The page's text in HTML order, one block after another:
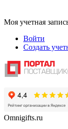
Моя учетная
Войти
Создать
Omnigifts.ru